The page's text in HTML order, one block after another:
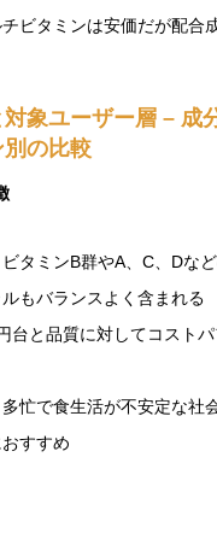
ビタミンは安価だが配合
象ユーザー層 – 成
の比較
ビタミンB群やA、C、Dな
もバランスよく含まれる
台と品質に対してコスト
多忙で食生活が不安定な社
すすめ